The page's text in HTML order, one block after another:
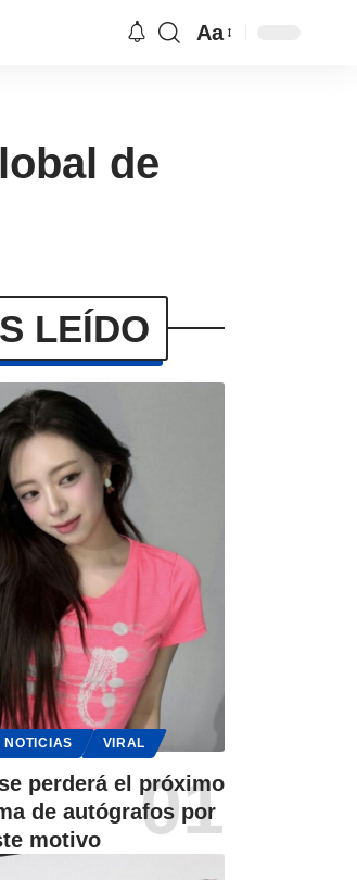
Aa
de
LEÍDO
NOTICIAS VIRAL
perderá el próximo
de autógrafos por
motivo